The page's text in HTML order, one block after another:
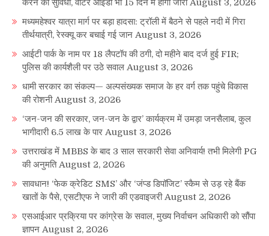
करने की सुविधा, वोटर आईडी भी 15 दिन में होगी जारी August 3, 2026
मध्यमहेश्वर यात्रा मार्ग पर बड़ा हादसा: ट्रॉली में बैठने से पहले नदी में गिरा
तीर्थयात्री, रेस्क्यू कर बचाई गई जान August 3, 2026
आईटी पार्क के नाम पर 18 लैपटॉप की ठगी, दो महीने बाद दर्ज हुई FIR;
पुलिस की कार्यशैली पर उठे सवाल August 3, 2026
धामी सरकार का संकल्प— अल्पसंख्यक समाज के हर वर्ग तक पहुंचे विकास
की रोशनी August 3, 2026
‘जन-जन की सरकार, जन-जन के द्वार’ कार्यक्रम में उमड़ा जनसैलाब, कुल
भागीदारी 6.5 लाख के पार August 3, 2026
उत्तराखंड में MBBS के बाद 3 साल सरकारी सेवा अनिवार्य! तभी मिलेगी PG
की अनुमति August 2, 2026
सावधान! ‘फेक क्रेडिट SMS’ और ‘जंप्ड डिपॉजिट’ स्कैम से उड़ रहे बैंक
खातों के पैसे, एसटीएफ ने जारी की एडवाइजरी August 2, 2026
एसआईआर प्रक्रिया पर कांग्रेस के सवाल, मुख्य निर्वाचन अधिकारी को सौंपा
ज्ञापन August 2, 2026